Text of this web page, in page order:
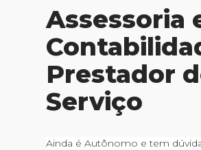
Assessoria
Prestador
Serviço
Ainda é Autônomo e tem